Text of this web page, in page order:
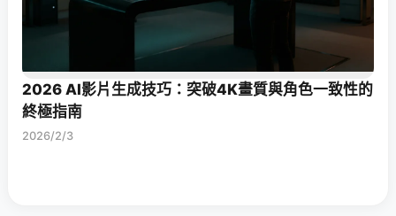
2026 AI影片生成技巧：突破4K畫質與角色一致性的
終極指南
2026/2/3